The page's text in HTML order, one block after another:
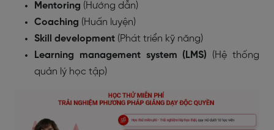
Mentoring (Hướng dẫn)
Coaching (Huấn luyện)
Skill development (Phát triển kỹ năng)
Learning management system (LMS) (Hệ thống
quản lý học tập)